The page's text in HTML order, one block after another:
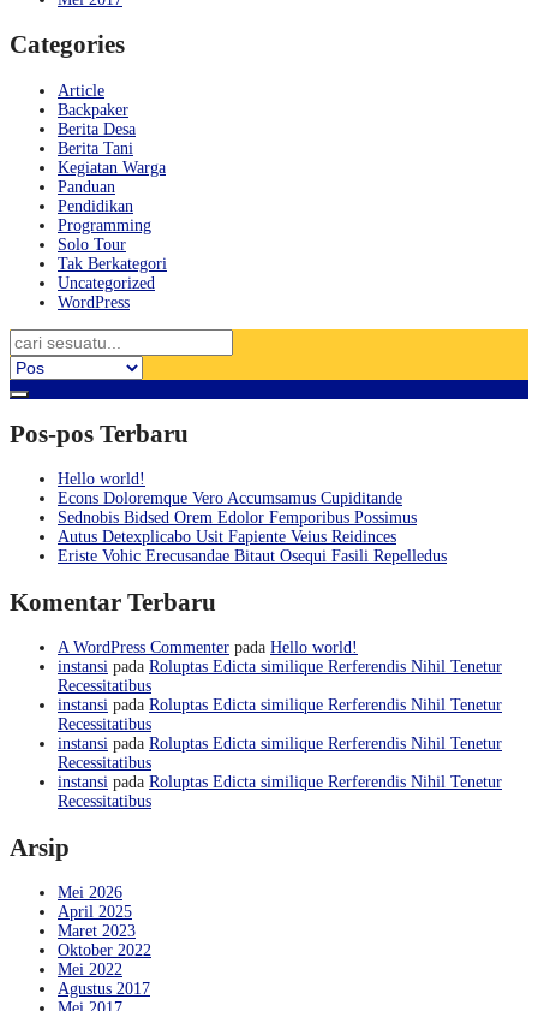
Categories
Article
Backpaker
Berita Desa
Berita Tani
Kegiatan Warga
Panduan
Pendidikan
Programming
Solo Tour
Tak Berkategori
Uncategorized
WordPress
Pos-pos Terbaru
Hello world!
Econs Doloremque Vero Accumsamus Cupiditande
Sednobis Bidsed Orem Edolor Femporibus Possimus
Autus Detexplicabo Usit Fapiente Veius Reidinces
Eriste Vohic Erecusandae Bitaut Osequi Fasili Repelledus
Komentar Terbaru
A WordPress Commenter pada Hello world!
instansi pada Roluptas Edicta similique Rerferendis Nihil Tenetur
Recessitatibus
instansi pada Roluptas Edicta similique Rerferendis Nihil Tenetur
Recessitatibus
instansi pada Roluptas Edicta similique Rerferendis Nihil Tenetur
Recessitatibus
instansi pada Roluptas Edicta similique Rerferendis Nihil Tenetur
Recessitatibus
Arsip
Mei 2026
April 2025
Maret 2023
Oktober 2022
Mei 2022
Agustus 2017